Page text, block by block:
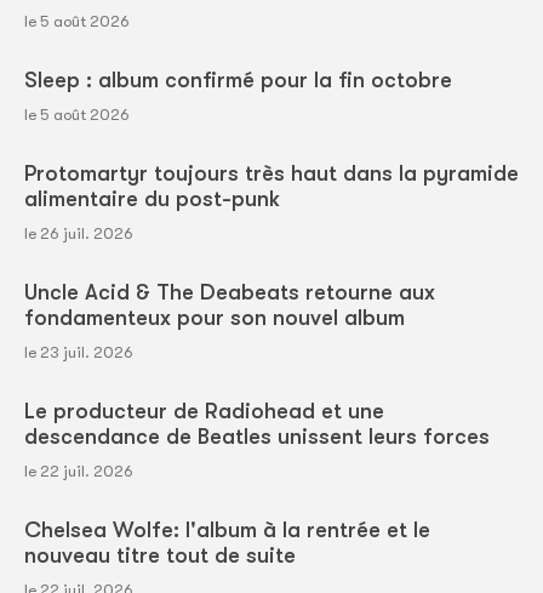
le 5 août 2026
Sleep : album confirmé pour la fin octobre
le 5 août 2026
Protomartyr toujours très haut dans la pyramide
alimentaire du post-punk
le 26 juil. 2026
Uncle Acid & The Deabeats retourne aux
fondamenteux pour son nouvel album
le 23 juil. 2026
Le producteur de Radiohead et une
descendance de Beatles unissent leurs forces
le 22 juil. 2026
Chelsea Wolfe: l'album à la rentrée et le
nouveau titre tout de suite